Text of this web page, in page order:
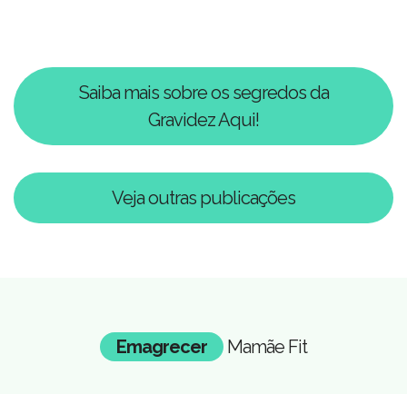
Saiba mais sobre os segredos da
Gravidez Aqui!
Veja outras publicações
Emagrecer Mamãe Fit